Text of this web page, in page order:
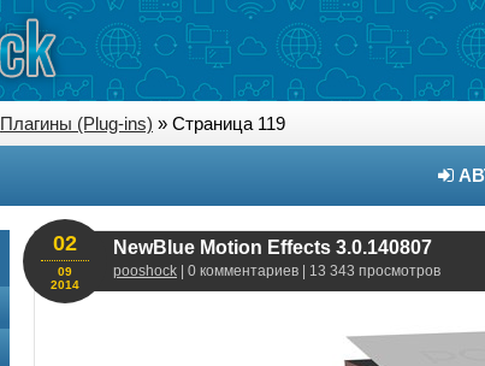
Плагины (Plug-ins) » Страница 119
NewBlue Motion Effects 3.0.140807
pooshock | 0 комментариев | 13 343 просмотров
02
09
2014